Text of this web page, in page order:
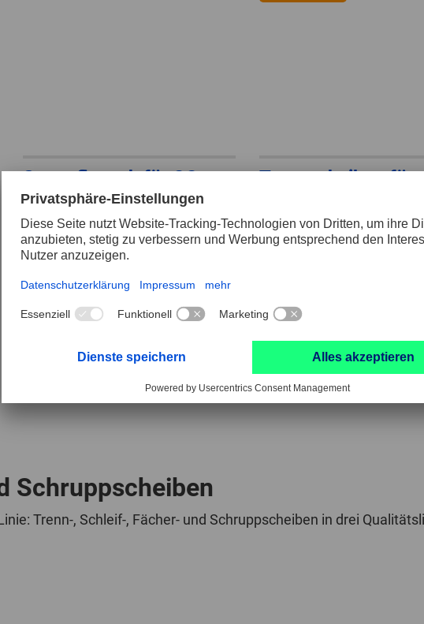
Spannflansch für CC-
GRIND Schleifscheiben
Trennscheiben für
STEEL ★★☆☆
… 4 5
Schruppscheiben
Trenn-, Schleif-, Fächer- und Schruppscheiben in drei